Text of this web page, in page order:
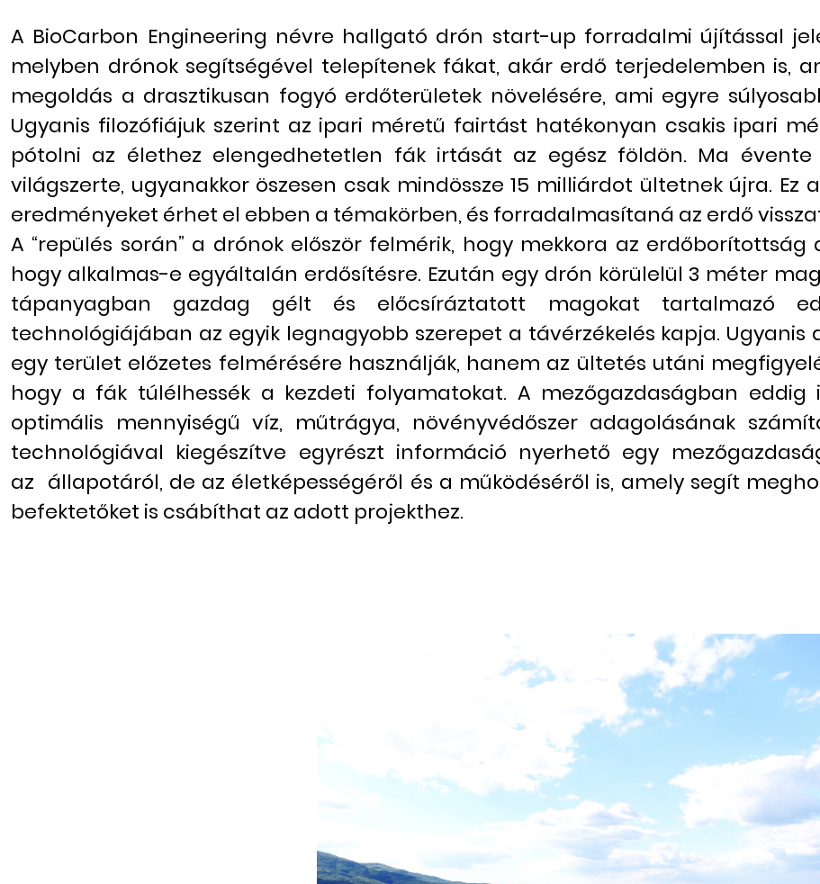
A BioCarbon Engineering névre hallgató drón start-up forradalmi újítással
melyben drónok segítségével telepítenek fákat, akár erdő terjedelemben is,
megoldás a drasztikusan fogyó erdőterületek növelésére, ami egyre
Ugyanis filozófiájuk szerint az ipari méretű fairtást hatékonyan csakis ipari
pótolni az élethez elengedhetetlen fák irtását az egész földön. Ma
világszerte, ugyanakkor öszesen csak mindössze 15 milliárdot ültetnek újra.
eredményeket érhet el ebben a témakörben, és forradalmasítaná az erdő
A “repülés során” a drónok először felmérik, hogy mekkora az
hogy alkalmas-e egyáltalán erdősítésre. Ezután egy drón körülelül 3 méter
tápanyagban gazdag gélt és előcsíráztatott magokat tartalmazó
technológiájában az egyik legnagyobb szerepet a távérzékelés kapja. Ugyanis
egy terület előzetes felmérésére használják, hanem az ültetés utáni
hogy a fák túlélhessék a kezdeti folyamatokat. A mezőgazdaságban
optimális mennyiségű víz, műtrágya, növényvédőszer adagolásának
technológiával kiegészítve egyrészt információ nyerhető egy
az állapotáról, de az életképességéről és a működéséről is, amely segít
befektetőket is csábíthat az adott projekthez.